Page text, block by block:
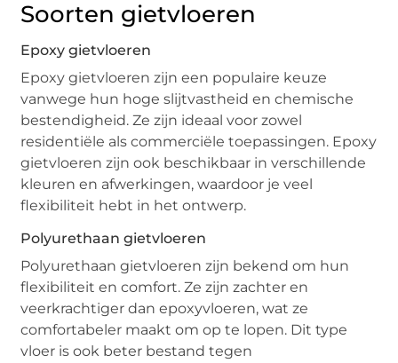
Soorten gietvloeren
Epoxy gietvloeren
Epoxy gietvloeren zijn een populaire keuze
vanwege hun hoge slijtvastheid en chemische
bestendigheid. Ze zijn ideaal voor zowel
residentiële als commerciële toepassingen. Epoxy
gietvloeren zijn ook beschikbaar in verschillende
kleuren en afwerkingen, waardoor je veel
flexibiliteit hebt in het ontwerp.
Polyurethaan gietvloeren
Polyurethaan gietvloeren zijn bekend om hun
flexibiliteit en comfort. Ze zijn zachter en
veerkrachtiger dan epoxyvloeren, wat ze
comfortabeler maakt om op te lopen. Dit type
vloer is ook beter bestand tegen